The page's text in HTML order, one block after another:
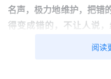
名声，极力地维护，把错
得变成错的，不让人说
正，这就叫情感，明白吗？
阅读